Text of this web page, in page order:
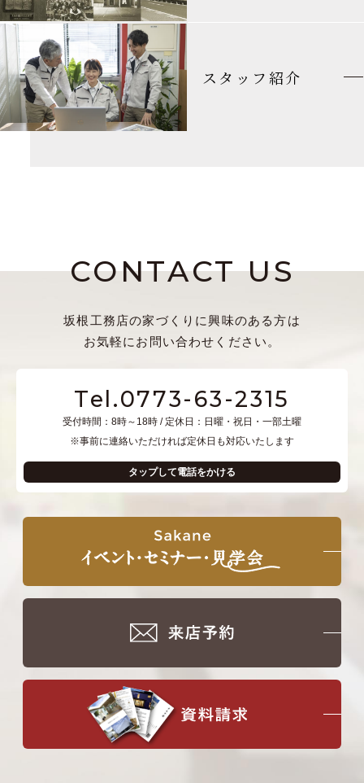
スタッフ紹介
CONTACT US
坂根工務店の家づくりに興味のある方は
お気軽にお問い合わせください。
Tel.0773-63-2315
受付時間：8時～18時 / 定休日：日曜・祝日・一部土曜
※事前に連絡いただければ定休日も対応いたします
タップして電話をかける